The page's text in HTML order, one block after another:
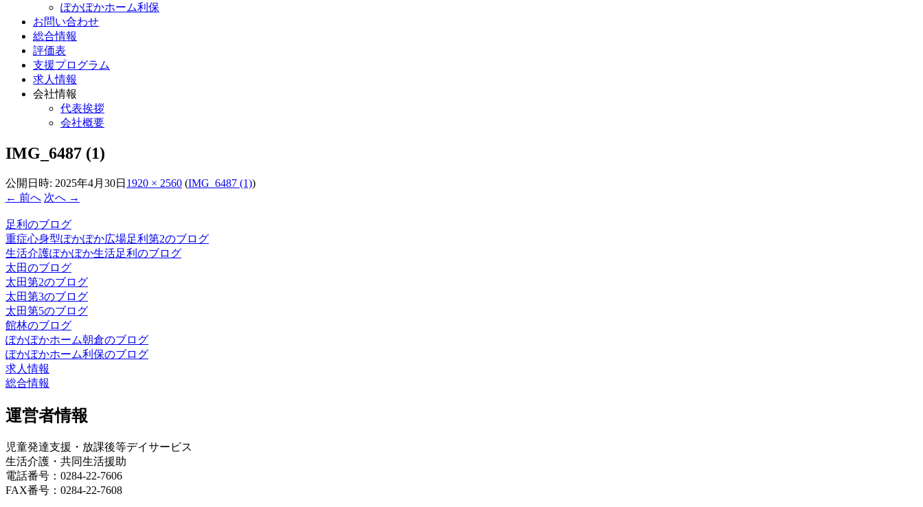
ぽかぽかホーム利保
お問い合わせ
総合情報
評価表
支援プログラム
求人情報
会社情報
代表挨拶
会社概要
IMG_6487 (1)
公開日時: 2025年4月30日 1920 × 2560 (IMG_6487 (1))
← 前へ 次へ →
足利のブログ
重症心身型ぽかぽか広場足利第2のブログ
生活介護ぽかぽか生活足利のブログ
太田のブログ
太田第2のブログ
太田第3のブログ
太田第5のブログ
館林のブログ
ぽかぽかホーム朝倉のブログ
ぽかぽかホーム利保のブログ
求人情報
総合情報
運営者情報
児童発達支援・放課後等デイサービス
生活介護・共同生活援助
電話番号：0284-22-7606
FAX番号：0284-22-7608